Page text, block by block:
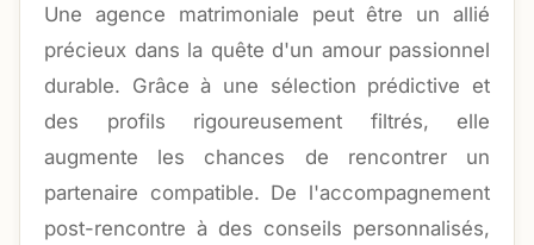
Une agence matrimoniale peut être un allié
précieux dans la quête d'un amour passionnel
durable. Grâce à une sélection prédictive et
des profils rigoureusement filtrés, elle
augmente les chances de rencontrer un
partenaire compatible. De l'accompagnement
post-rencontre à des conseils personnalisés,